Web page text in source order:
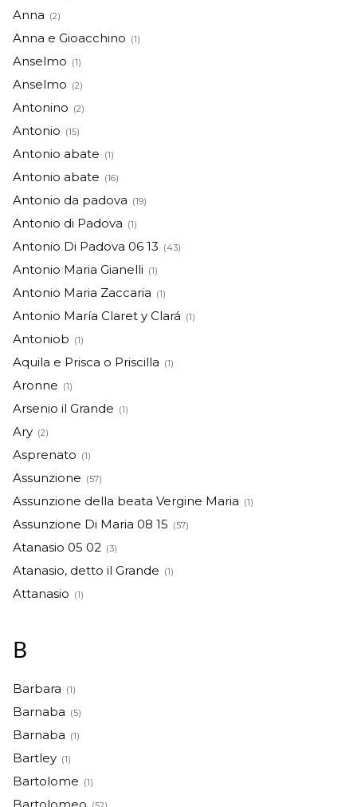
Anna (2)
Anna e Gioacchino (1)
Anselmo (1)
Anselmo (2)
Antonino (2)
Antonio (15)
Antonio abate (1)
Antonio abate (16)
Antonio da padova (19)
Antonio di Padova (1)
Antonio Di Padova 06 13 (43)
Antonio Maria Gianelli (1)
Antonio Maria Zaccaria (1)
Antonio María Claret y Clará (1)
Antoniob (1)
Aquila e Prisca o Priscilla (1)
Aronne (1)
Arsenio il Grande (1)
Ary (2)
Asprenato (1)
Assunzione (57)
Assunzione della beata Vergine Maria (1)
Assunzione Di Maria 08 15 (57)
Atanasio 05 02 (3)
Atanasio, detto il Grande (1)
Attanasio (1)
B
Barbara (1)
Barnaba (5)
Barnaba (1)
Bartley (1)
Bartolome (1)
Bartolomeo